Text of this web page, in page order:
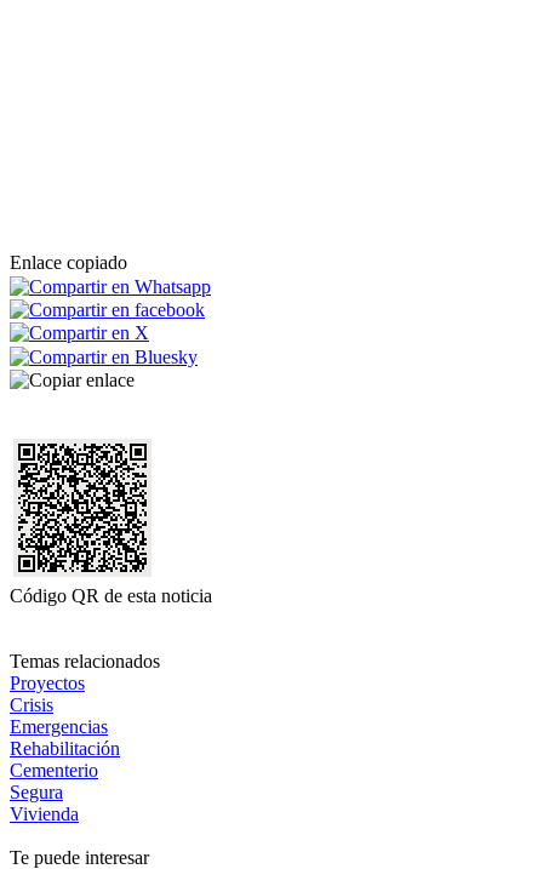
Enlace copiado
Código QR de esta noticia
Temas relacionados
Proyectos
Crisis
Emergencias
Rehabilitación
Cementerio
Segura
Vivienda
Te puede interesar